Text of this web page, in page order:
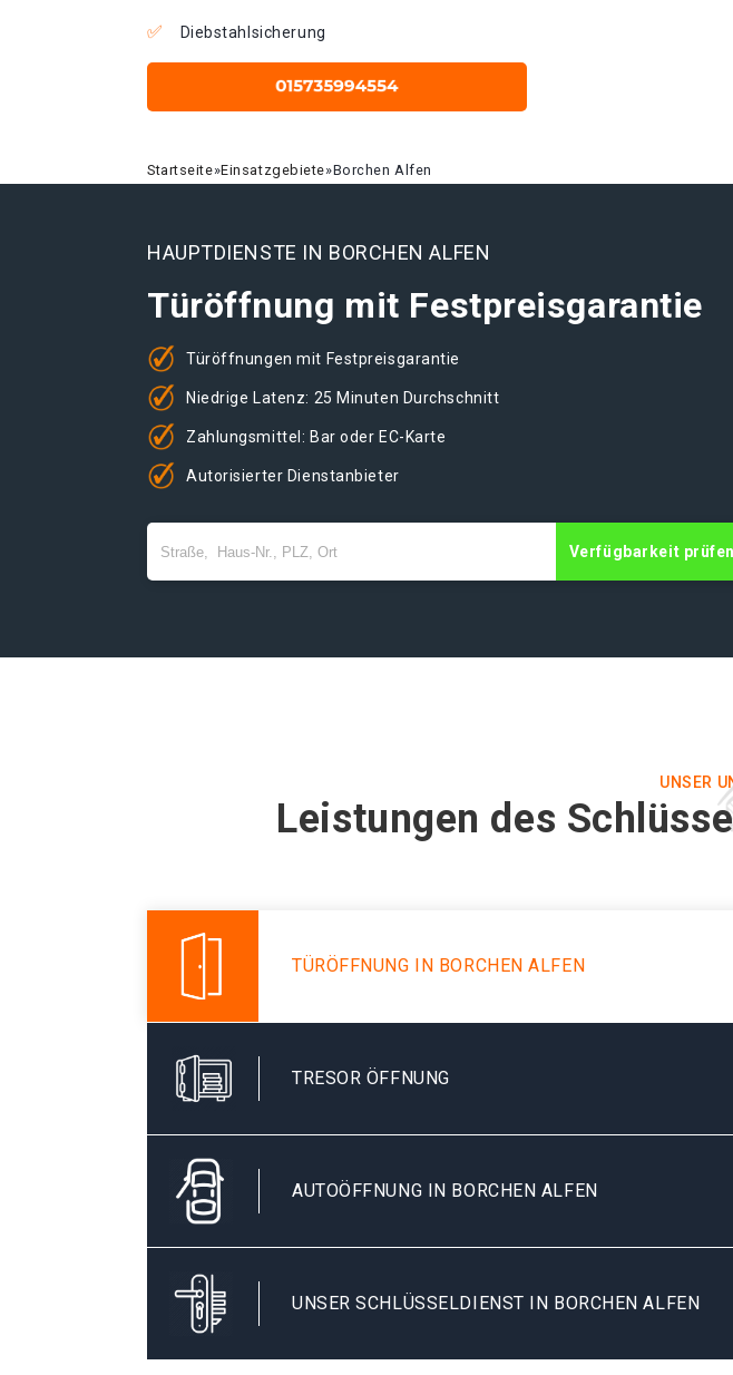
Diebstahlsicherung
Startseite»Einsatzgebiete»Borchen Alfen
HAUPTDIENSTE IN BORCHEN ALFEN
Türöffnung mit Festpreisgarantie
Türöffnungen mit Festpreisgarantie
Niedrige Latenz: 25 Minuten Durchschnitt
Zahlungsmittel: Bar oder EC-Karte
Autorisierter Dienstanbieter
Verfügbarkeit prüfen
UNSER
Leistungen des
TÜRÖFFNUNG IN BORCHEN ALFEN
TRESOR ÖFFNUNG
AUTOÖFFNUNG IN BORCHEN ALFEN
UNSER SCHLÜSSELDIENST IN BORCHEN ALFEN